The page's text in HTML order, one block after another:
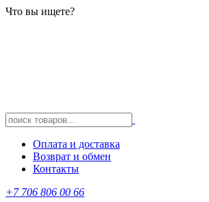
Что вы ищете?
Оплата и доставка
Возврат и обмен
Контакты
+7 706 806 00 66